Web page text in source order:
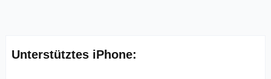
Unterstütztes iPhone: